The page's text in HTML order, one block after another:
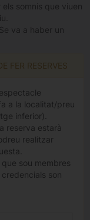
somnis que viuen
va a haber un
FER RESERVES
a la localitat/preu
inferior).
reserva estarà
realitzar
sou membres
son